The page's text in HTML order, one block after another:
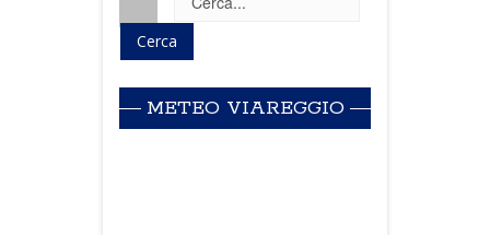
METEO VIAREGGIO